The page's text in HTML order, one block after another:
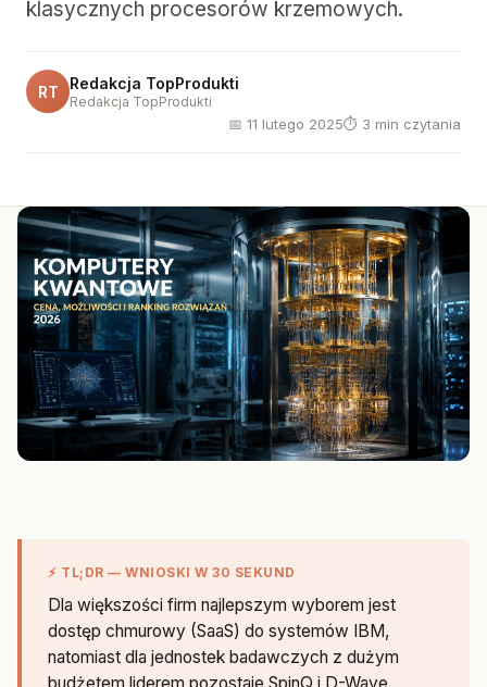
klasycznych procesorów krzemowych.
RT Redakcja TopProdukti
Redakcja TopProdukti
📅 11 lutego 2025⏱ 3 min czytania
⚡ TL;DR — WNIOSKI W 30 SEKUND
Dla większości firm najlepszym wyborem jest
dostęp chmurowy (SaaS) do systemów IBM,
natomiast dla jednostek badawczych z dużym